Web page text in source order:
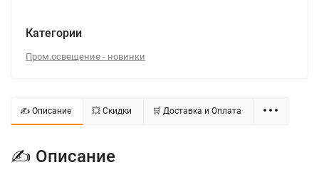
Категории
Пром.освещение - новинки
✍ Описание 💥 Скидки 🛒 Доставка и Оплата
✍ Описание